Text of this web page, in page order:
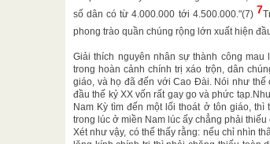
số dân có từ 4.000.000 tới 4.500.000."(7) 7
phong trào quần chúng rộng lớn xuất hiện
Giải thích nguyên nhân sự thành công
trong hoàn cảnh chính trị xáo trộn, dân
giáo, và họ đã đến với Cao Đài. Nói như
đầu thế kỷ XX vốn rất gay go và phức
Nam Kỳ tìm đến một lối thoát ở tôn giáo,
trong lúc ở miền Nam lúc ấy chẳng phải
Xét như vậy, có thể thấy rằng: nếu chỉ nhìn